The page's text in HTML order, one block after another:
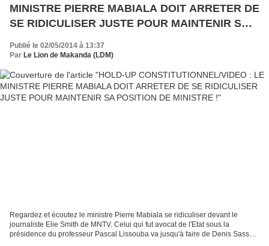
MINISTRE PIERRE MABIALA DOIT ARRETER DE
SE RIDICULISER JUSTE POUR MAINTENIR SA
Publié le 02/05/2014 à 13:37
Par Le Lion de Makanda (LDM)
Regardez et écoutez le ministre Pierre Mabiala se ridiculiser devant le
journaliste Elie Smith de MNTV. Celui qui fut avocat de l'Etat sous la
présidence du professeur Pascal Lissouba va jusqu'à faire de Denis Sassou